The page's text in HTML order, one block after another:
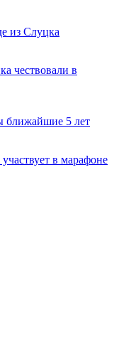
из Слуцка
чествовали в
ближайшие 5 лет
в марафоне